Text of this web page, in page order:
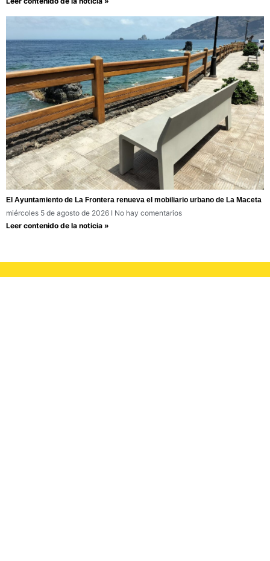
El Ayuntamiento de La Frontera renueva el mobiliario urbano de La Maceta
miércoles 5 de agosto de 2026
No hay comentarios
Leer contenido de la noticia »